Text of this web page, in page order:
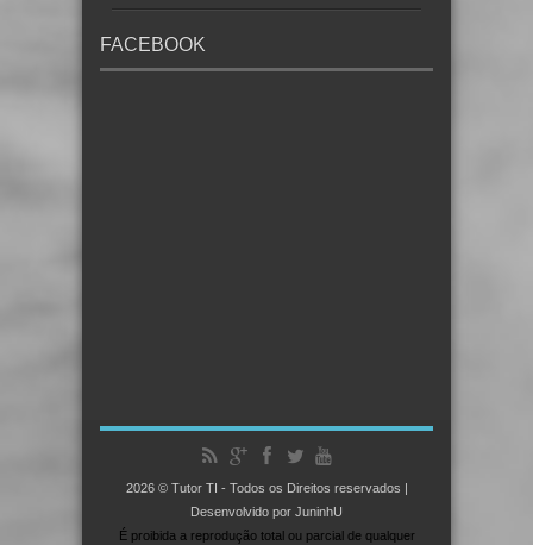
FACEBOOK
2026 © Tutor TI - Todos os Direitos reservados |
Desenvolvido por JuninhU
É proibida a reprodução total ou parcial de qualquer